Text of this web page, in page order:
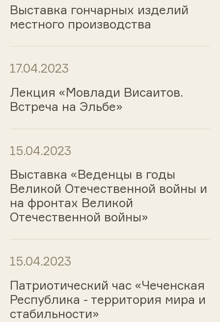
Выставка гончарных изделий
местного производства
17.04.2023
Лекция «Мовлади Висаитов.
Встреча на Эльбе»
15.04.2023
Выставка «Веденцы в годы
Великой Отечественной войны и
на фронтах Великой
Отечественной войны»
15.04.2023
Патриотический час «Чеченская
Республика - территория мира и
стабильности»